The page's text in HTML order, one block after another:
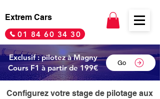
01 84 60 34 30
Extrem Cars
Exclusif : pilotez à Magny
Cours F1 à partir de 199€
Go
Configurez votre stage de pilotage aux